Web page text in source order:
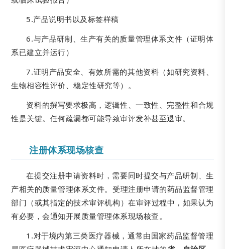
5.产品说明书以及标签样稿
6.与产品研制、生产有关的质量管理体系文件（证明体
系已建立并运行）
7.证明产品安全、有效所需的其他资料（如研究资料、
生物相容性评价、稳定性研究等）。
资料的撰写要求极高，逻辑性、一致性、完整性和合规
性是关键。任何疏漏都可能导致审评发补甚至退审。
注册体系现场核查
在提交注册申请资料时，需要同时提交与产品研制、生
产相关的质量管理体系文件。受理注册申请的药品监督管理
部门（或其指定的技术审评机构）在审评过程中，如果认为
有必要，会通知开展质量管理体系现场核查。
1.对于境内第三类医疗器械，通常由国家药品监督管理